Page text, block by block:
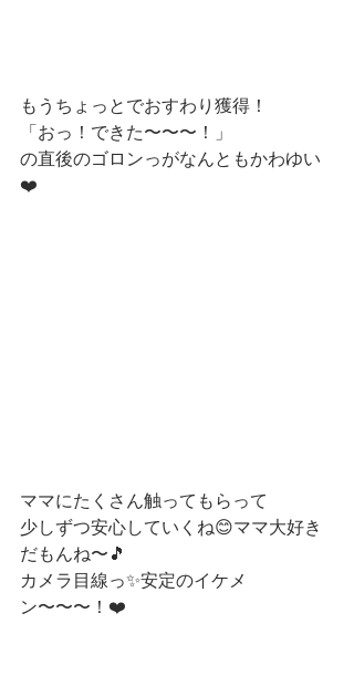
もうちょっとでおすわり獲得！
「おっ！できた〜〜〜！」
の直後のゴロンっがなんともかわゆい
❤️
ママにたくさん触ってもらって
少しずつ安心していくね😊ママ大好き
だもんね〜🎵
カメラ目線っ✨安定のイケメ
ン〜〜〜！❤️